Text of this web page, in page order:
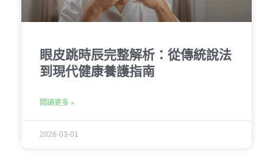
眼皮跳時辰完整解析：從傳統說法
到現代健康養護指南
閱讀更多 »
2026-03-01